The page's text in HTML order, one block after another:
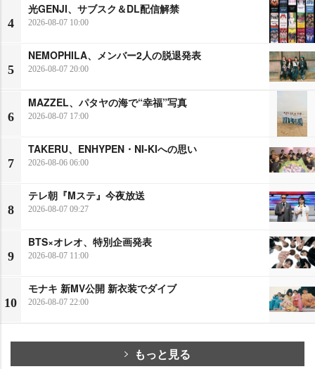
4
光GENJI、サブスク＆DL配信解禁
2026-08-07 10:00
5
NEMOPHILA、メンバー2人の脱退発表
2026-08-07 20:00
6
MAZZEL、パタヤの海で“幸福”写真
2026-08-07 17:00
7
TAKERU、ENHYPEN・NI-KIへの思い
2026-08-06 06:00
8
テレ朝『Mステ』今夜放送
2026-08-07 09:27
9
BTS×オレオ、特別企画発表
2026-08-07 11:00
10
モナキ 新MV公開 新衣装でダイブ
2026-08-07 22:00
もっと見る